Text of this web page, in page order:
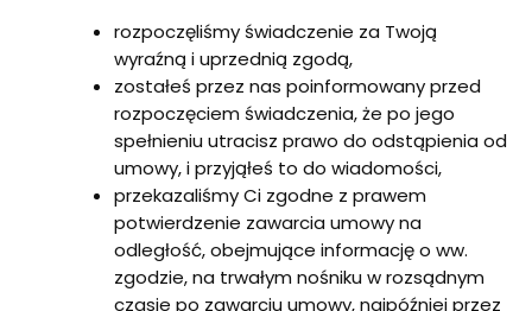
rozpoczęliśmy świadczenie za Twoją
wyraźną i uprzednią zgodą,
zostałeś przez nas poinformowany przed
rozpoczęciem świadczenia, że po jego
spełnieniu utracisz prawo do odstąpienia od
umowy, i przyjąłeś to do wiadomości,
przekazaliśmy Ci zgodne z prawem
potwierdzenie zawarcia umowy na
odległość, obejmujące informację o ww.
zgodzie, na trwałym nośniku w rozsądnym
czasie po zawarciu umowy, najpóźniej przez